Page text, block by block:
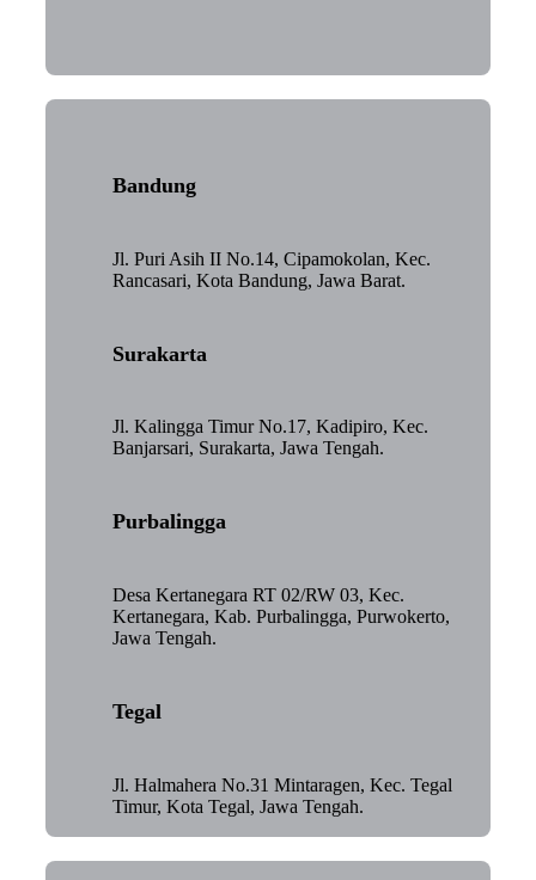
Bandung
Jl. Puri Asih II No.14, Cipamokolan, Kec.
Rancasari, Kota Bandung, Jawa Barat.
Surakarta
Jl. Kalingga Timur No.17, Kadipiro, Kec.
Banjarsari, Surakarta, Jawa Tengah.
Purbalingga
Desa Kertanegara RT 02/RW 03, Kec.
Kertanegara, Kab. Purbalingga, Purwokerto,
Jawa Tengah.
Tegal
Jl. Halmahera No.31 Mintaragen, Kec. Tegal
Timur, Kota Tegal, Jawa Tengah.